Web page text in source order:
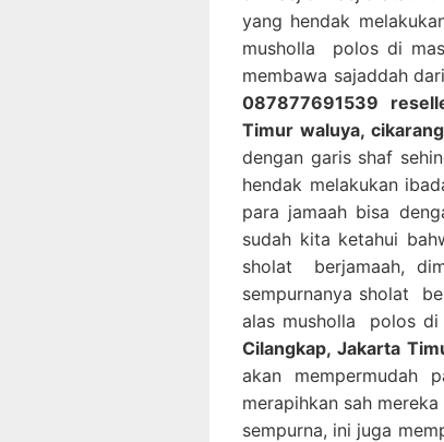
yang hendak
musholla polos di
membawa sajaddah
087877691539
Timur waluya,
dengan garis shaf
hendak melakukan
para jamaah bisa
sudah kita ketahui
sholat berjamaah,
sempurnanya sholat
alas musholla polos di
Cilangkap, Jakarta
akan mempermudah
merapihkan sah
sempurna, ini juga